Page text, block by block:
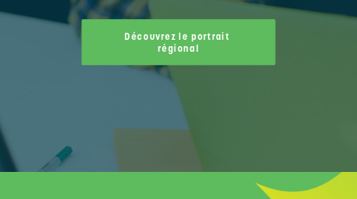
Découvrez le portrait
régional